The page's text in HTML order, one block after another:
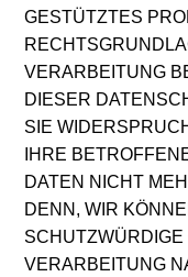
GESTÜTZTES
VERARBEITUNG
DIESER
SIE
IHRE
DATEN NICHT
DENN, WIR
VERARBEITUNG